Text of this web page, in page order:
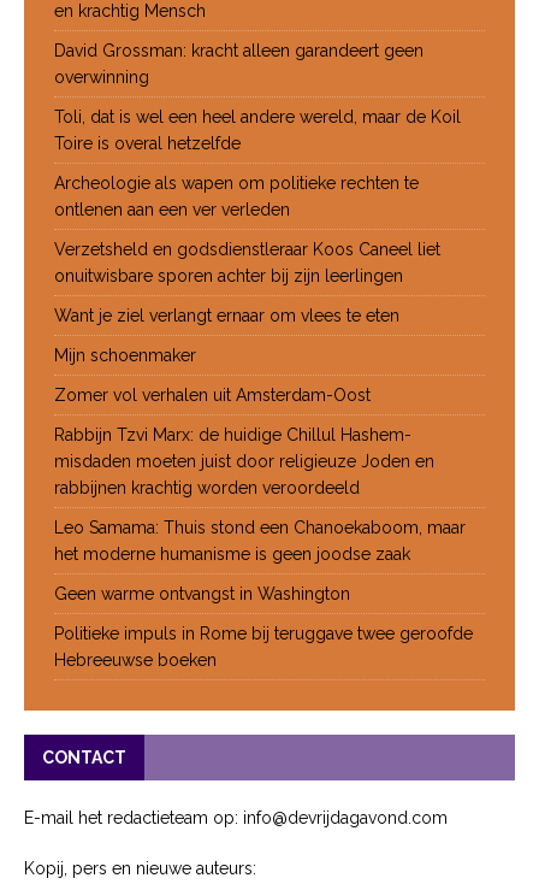
en krachtig Mensch
David Grossman: kracht alleen garandeert geen
overwinning
Toli, dat is wel een heel andere wereld, maar de Koil
Toire is overal hetzelfde
Archeologie als wapen om politieke rechten te
ontlenen aan een ver verleden
Verzetsheld en godsdienstleraar Koos Caneel liet
onuitwisbare sporen achter bij zijn leerlingen
Want je ziel verlangt ernaar om vlees te eten
Mijn schoenmaker
Zomer vol verhalen uit Amsterdam-Oost
Rabbijn Tzvi Marx: de huidige Chillul Hashem-
misdaden moeten juist door religieuze Joden en
rabbijnen krachtig worden veroordeeld
Leo Samama: Thuis stond een Chanoekaboom, maar
het moderne humanisme is geen joodse zaak
Geen warme ontvangst in Washington
Politieke impuls in Rome bij teruggave twee geroofde
Hebreeuwse boeken
CONTACT
E-mail het redactieteam op: info@devrijdagavond.com
Kopij, pers en nieuwe auteurs: